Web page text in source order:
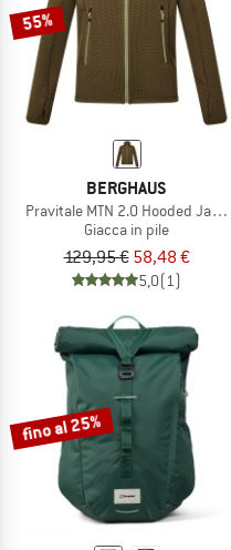
55%
BERGHAUS
Pravitale MTN 2.0 Hooded Jacket
Giacca in pile
129,95 € 58,48 €
5,0(1)
fino al 25%